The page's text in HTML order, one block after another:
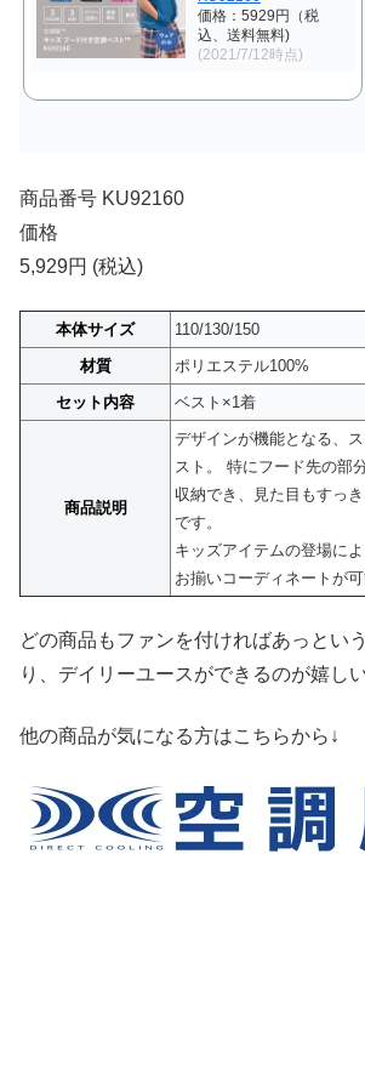
価格：5929円（税
込、送料無料)
(2021/7/12時点)
商品番号 KU92160
価格
5,929円 (税込)
本体サイズ
110/130/150
材質
ポリエステル100%
セット内容
ベスト×1着
商品説明
デザインが機能となる、
スト。 特にフード先の部
収納でき、見た目もすっ
です。
キッズアイテムの登場に
お揃いコーディネートが可
どの商品もファンを付ければあっとい
り、デイリーユースができるのが嬉し
他の商品が気になる方はこちらから↓